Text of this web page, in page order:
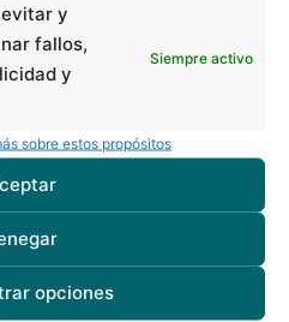
y
fallos,
y
Siempre activo
sobre estos propósitos
opciones
pour patients français